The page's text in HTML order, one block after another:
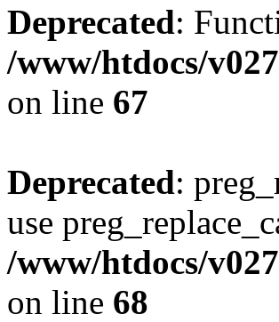
Deprecated:
/www/htdocs/
on line 67
Deprecated:
use
/www/htdocs/
on line 68